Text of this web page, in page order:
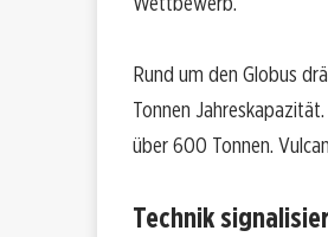
Rund um den Globus
Tonnen
über 600 Tonnen.
Technik